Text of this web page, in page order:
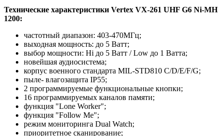
Технические характеристики Vertex VX-261 UHF G6 Ni-MH
1200:
частотный диапазон: 403-470МГц;
выходная мощность: до 5 Ватт;
выбор мощности: Hi до 5 Ватт / Low до 1 Ватта;
новейшая аудиосистема;
корпус военного стандарта MIL-STD810 C/D/E/F/G;
пыле- влагозащита IP55;
2 программируемые функциональные кнопки;
16 программируемых каналов памяти;
функция "Lone Worker";
функция "Follow Me";
режим мониторинга Dual Watch;
приоритетное сканирование;